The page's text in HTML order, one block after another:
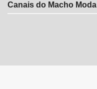
Canais do Macho Moda